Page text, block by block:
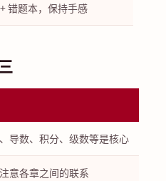
错题本，保持手感
导数、积分、级数等是核心
意各章之间的联系